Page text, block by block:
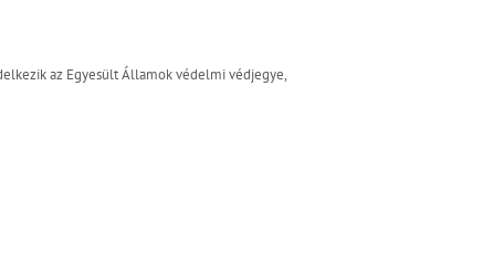
az Egyesült Államok védelmi védjegye,